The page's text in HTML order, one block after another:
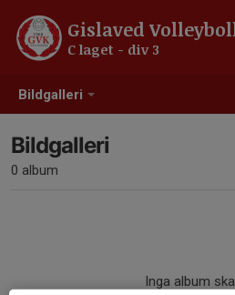
Bildgalleri
Gislaved
C laget - div 3
Bildgalleri
0 album
Inga album